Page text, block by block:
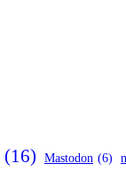
(16) Mastodon (6)